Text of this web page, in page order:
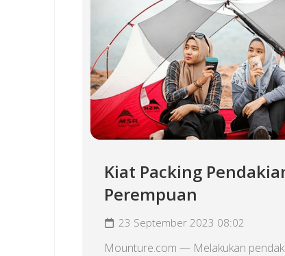
Kiat Packing
Perempuan
23 September 2023 08:02
Mounture.com — Melakukan